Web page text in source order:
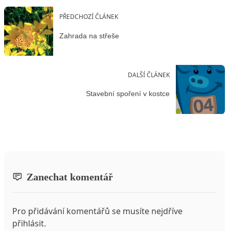
PŘEDCHOZÍ ČLÁNEK
Zahrada na střeše
DALŠÍ ČLÁNEK
Stavební spoření v kostce
Zanechat komentář
Pro přidávání komentářů se musíte nejdříve
přihlásit.